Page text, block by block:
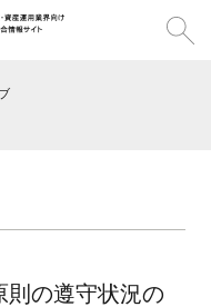
則の遵守状況の